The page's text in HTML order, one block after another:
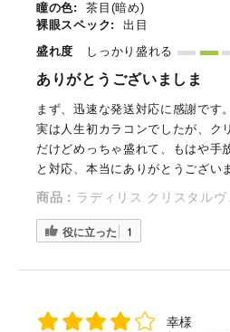
瞳の色:
茶目(暗め)
裸眼スペック:
出目
盛れ度
しっかり盛れる
ありがとうございましま
まず、迅速な発送対応に感謝です。
実は人生初カラコンでしたが、ク
だけどめっちゃ盛れて、もはや手
と対応、本当にありがとうござい
商品： ラディリス クリスタル
役に立った 1
幸様